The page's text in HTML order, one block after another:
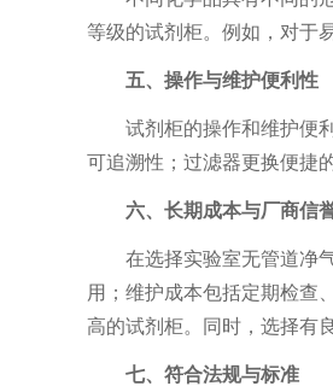
等级的试剂柜。例如，对于
五、操作与维护便利性
试剂柜的操作和维护便利
可追溯性；过滤器更换便捷
六、长期成本与厂商信
在选择实验室无管道净气
用；维护成本包括定期检查
高的试剂柜。同时，选择有
七、符合法规与标准